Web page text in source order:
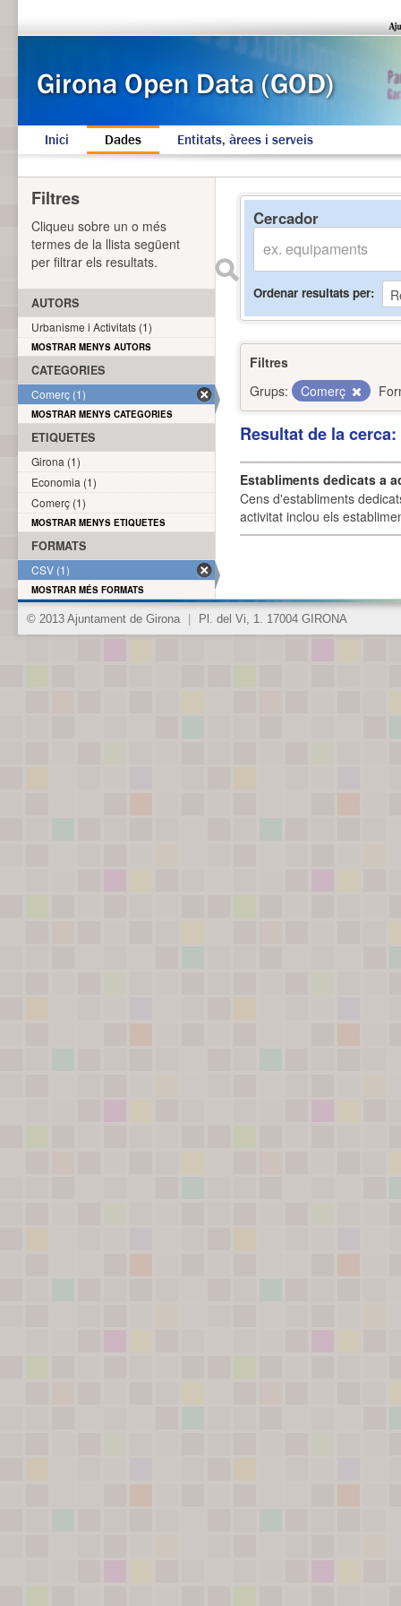
Inici Dades Entitats, àrees i serveis
Cercador
Ordenar resultats per
Filtres
Grups:
Comerç
Resultat de la
Establiments dedicats a
Cens d'establiments
activitat inclou els
Filtres
Cliqueu sobre un o més
termes de la llista següent
per filtrar els resultats.
AUTORS
Urbanisme i Activitats (1)
MOSTRAR MENYS AUTORS
CATEGORIES
Comerç (1)
MOSTRAR MENYS CATEGORIES
ETIQUETES
Girona (1)
Economia (1)
Comerç (1)
MOSTRAR MENYS ETIQUETES
FORMATS
CSV (1)
MOSTRAR MÉS FORMATS
© 2013 Ajuntament de Girona Pl. del Vi, 1. 17004 GIRONA